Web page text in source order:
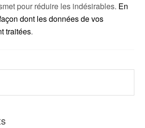
pour réduire les indésirables. En
dont les données de vos
traitées.